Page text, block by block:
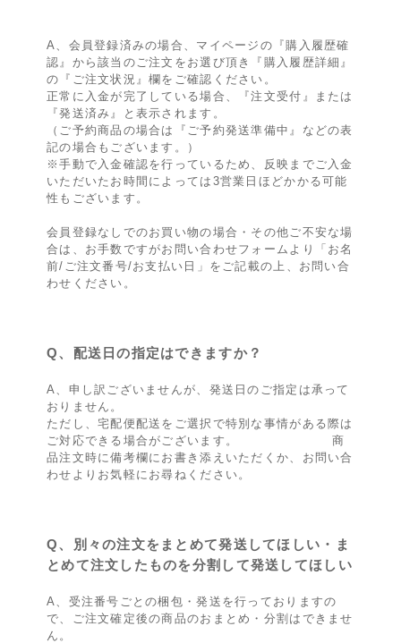
A、会員登録済みの場合、マイページの『購入履歴確
認』から該当のご注文をお選び頂き『購入履歴詳細』
の『ご注文状況』欄をご確認ください。
正常に入金が完了している場合、『注文受付』または
『発送済み』と表示されます。
（ご予約商品の場合は『ご予約発送準備中』などの表
記の場合もございます。）
※手動で入金確認を行っているため、反映までご入金
いただいたお時間によっては3営業日ほどかかる可能
性もございます。
会員登録なしでのお買い物の場合・その他ご不安な場
合は、お手数ですがお問い合わせフォームより「お名
前/ご注文番号/お支払い日」をご記載の上、お問い合
わせください。
Q、配送日の指定はできますか？
A、申し訳ございませんが、発送日のご指定は承って
おりません。
ただし、宅配便配送をご選択で特別な事情がある際は
ご対応できる場合がございます。 商
品注文時に備考欄にお書き添えいただくか、お問い合
わせよりお気軽にお尋ねください。
Q、別々の注文をまとめて発送してほしい・ま
とめて注文したものを分割して発送してほしい
A、受注番号ごとの梱包・発送を行っておりますの
で、ご注文確定後の商品のおまとめ・分割はできませ
ん。